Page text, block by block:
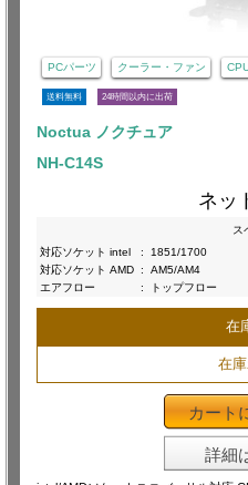
PCパーツ クーラー・ファン
送料無料 24時間以内に出荷
Noctua ノクチュア
NH-C14S
ネッ
ス
対応ソケット intel
:
1851/1700
対応ソケット AMD :
AM5/AM4
エアフロー
: トップフロー
在
在
カート
詳細